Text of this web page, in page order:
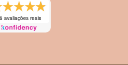
avaliações reais